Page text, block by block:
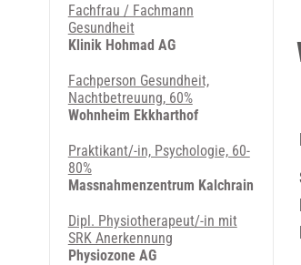
Fachfrau / Fachmann
Gesundheit
Klinik Hohmad AG
Fachperson Gesundheit,
Nachtbetreuung, 60%
Wohnheim Ekkharthof
Praktikant/-in, Psychologie, 60-
80%
Massnahmenzentrum Kalchrain
Dipl. Physiotherapeut/-in mit
SRK Anerkennung
Physiozone AG